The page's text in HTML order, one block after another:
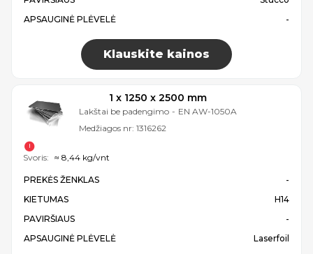
APSAUGINĖ PLĖVELĖ
-
Klauskite kainos
1 x 1250 x 2500 mm
Lakštai be padengimo - EN AW-1050A
Medžiagos nr: 1316262
PREKĖS ŽENKLAS
-
KIETUMAS
H14
PAVIRŠIAUS
-
APSAUGINĖ PLĖVELĖ
Laserfoil
Svoris: ≈ 8,44 kg/vnt